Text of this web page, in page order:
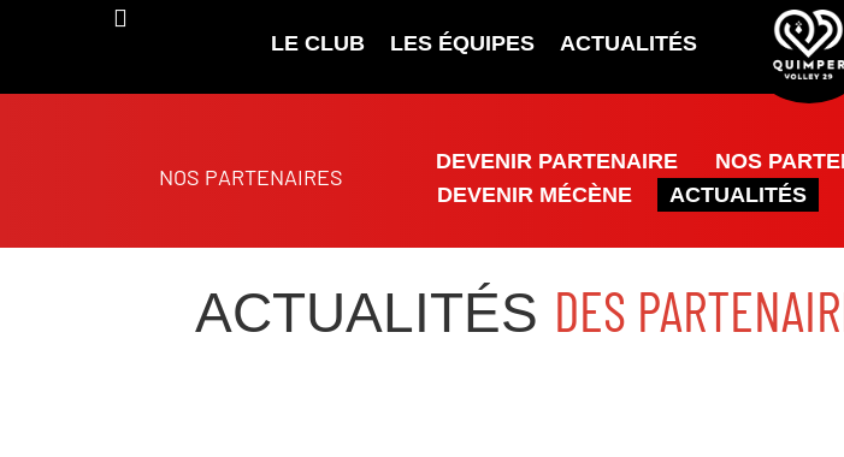
LE CLUB LES ÉQUIPES ACTUALITÉS
NOS PARTENAIRES
DEVENIR PARTENAIRE
NOS
DEVENIR MÉCÈNE
ACTUALITÉS
ACTUALITÉS DES